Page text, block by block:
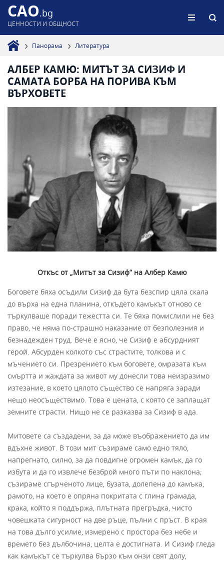
CAO.bg
ЦЕННОСТИ И ОБЩНОСТ
Панорама Литература
АЛБЕР КАМЮ: МИТЪТ ЗА СИЗИФ И
САМАТА БОРБА НА ПОРИВА КЪМ
ВЪРХОВЕТЕ
Откъс от „Митът за Сизиф” на Албер Камю
Боговете бяха осъдили Сизиф да бута безспир цяла скала
до върха на една планина, откъдето камъкът отново се
търкулваше поради тежестта си. Те бяха помислили не без
право, че няма по-страшно наказание от безполезния и
безнадежден труд. Вече е ясно, че Сизиф е абсурдният
герой. Абсурден колкото със страстите, толкова и с
мъчението си. Презрението към боговете, омразата към
смъртта и жаждата за живот му донесли това неизразимо
изтезание, в което цялото същество се напряга заради
нещо неосъществимо. Това е цената, с която се заплащат
земните страсти. Нищо не се разказва за Сизиф в ада.
Митовете са създадени, за да може въображението да им
вдъхне живот. В този мит съзираме само едно тяло,
напрегнато, силно, за да повдигне огромен камък, да го
избута и да го извлече безброй много пъти по наклона;
съзираме сгърченото лице, бузата, долепена до камъка,
рамото, на което е опряна покритата с глина грамада,
крака, който я поддържа, плътната прегръдка, чисто
човешката сигурност на две ръце, пълни с пръст. В края
на това дълго усилие, измерено с простора без небе и
времето без дълбочина, целта е достигната. И Сизиф гледа
как камъкът се търкулва бързо към онзи свят долу,